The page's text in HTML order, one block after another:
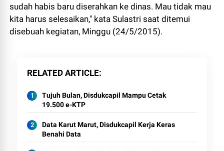
sudah habis baru diserahkan ke dinas. Mau tidak mau
kita harus selesaikan," kata Sulastri saat ditemui
disebuah kegiatan, Minggu (24/5/2015).
RELATED ARTICLE
Tujuh Bulan, Disdukcapil Mampu Cetak
19.500 e-KTP
Data Karut Marut, Disdukcapil Kerja Keras
Benahi Data